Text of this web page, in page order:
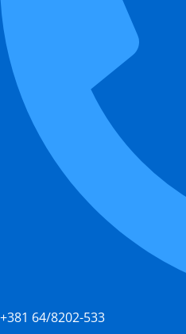
+381 64/8202-533